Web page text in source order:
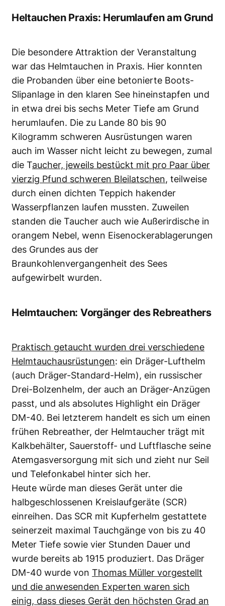
Heltauchen Praxis: Herumlaufen am Grund
Die besondere Attraktion der Veranstaltung
war das Helmtauchen in Praxis. Hier konnten
die Probanden über eine betonierte Boots-
Slipanlage in den klaren See hineinstapfen und
in etwa drei bis sechs Meter Tiefe am Grund
herumlaufen. Die zu Lande 80 bis 90
Kilogramm schweren Ausrüstungen waren
auch im Wasser nicht leicht zu bewegen, zumal
die Taucher, jeweils bestückt mit pro Paar über
vierzig Pfund schweren Bleilatschen, teilweise
durch einen dichten Teppich hakender
Wasserpflanzen laufen mussten. Zuweilen
standen die Taucher auch wie Außerirdische in
orangem Nebel, wenn Eisenockerablagerungen
des Grundes aus der
Braunkohlenvergangenheit des Sees
aufgewirbelt wurden.
Helmtauchen: Vorgänger des Rebreathers
Praktisch getaucht wurden drei verschiedene
Helmtauchausrüstungen: ein Dräger-Lufthelm
(auch Dräger-Standard-Helm), ein russischer
Drei-Bolzenhelm, der auch an Dräger-Anzügen
passt, und als absolutes Highlight ein Dräger
DM-40. Bei letzterem handelt es sich um einen
frühen Rebreather, der Helmtaucher trägt mit
Kalkbehälter, Sauerstoff- und Luftflasche seine
Atemgasversorgung mit sich und zieht nur Seil
und Telefonkabel hinter sich her.
Heute würde man dieses Gerät unter die
halbgeschlossenen Kreislaufgeräte (SCR)
einreihen. Das SCR mit Kupferhelm gestattete
seinerzeit maximal Tauchgänge von bis zu 40
Meter Tiefe sowie vier Stunden Dauer und
wurde bereits ab 1915 produziert. Das Dräger
DM-40 wurde von Thomas Müller vorgestellt
und die anwesenden Experten waren sich
einig, dass dieses Gerät den höchsten Grad an